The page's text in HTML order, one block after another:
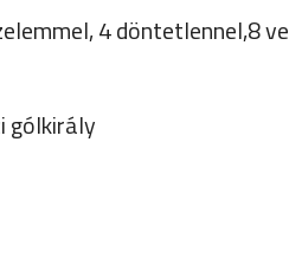
4 döntetlennel,8
gólkirály